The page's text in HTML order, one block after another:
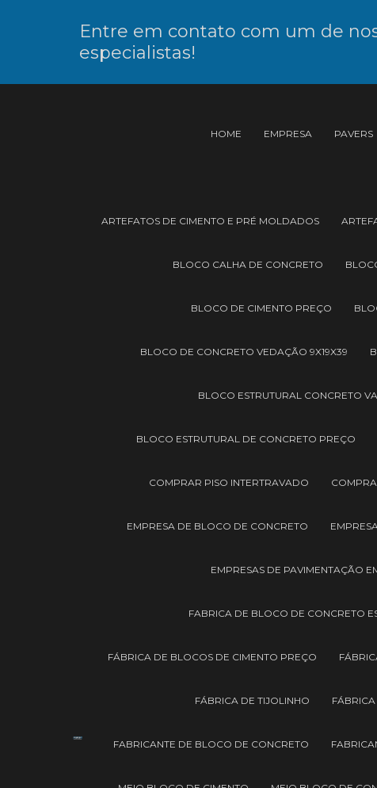
Entre em contato com um de
especialistas!
HOME EMPRESA PAVERS
ARTEFATOS DE CIMENTO E PRÉ MOLDADOS
BLOCO CALHA DE CONCRETO
BLOCO DE CIMENTO PREÇO
BLOCO DE CONCRETO VEDAÇÃO 9X19X39
BLOCO ESTRUTURAL CONCRETO
BLOCO ESTRUTURAL DE CONCRETO PREÇO
COMPRAR PISO INTERTRAVADO
EMPRESA DE BLOCO DE CONCRETO
EMPRESAS DE PAVIMENTAÇÃO
FABRICA DE BLOCO DE CONCRETO
FÁBRICA DE BLOCOS DE CIMENTO PREÇO
FÁBRICA DE TIJOLINHO
FABRICANTE DE BLOCO DE CONCRETO